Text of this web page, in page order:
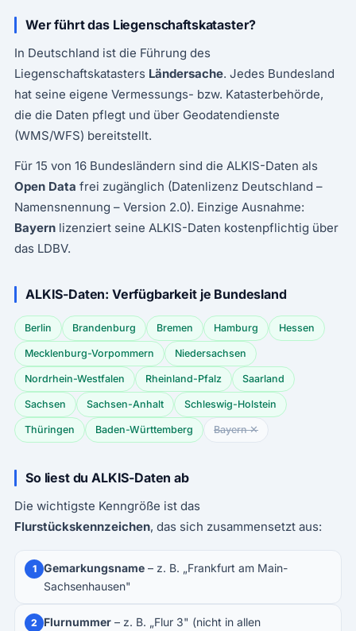
Wer führt das Liegenschaftskataster?
In Deutschland ist die Führung des
Liegenschaftskatasters Ländersache. Jedes Bundesland
hat seine eigene Vermessungs- bzw. Katasterbehörde,
die die Daten pflegt und über Geodatendienste
(WMS/WFS) bereitstellt.
Für 15 von 16 Bundesländern sind die ALKIS-Daten als
Open Data frei zugänglich (Datenlizenz Deutschland –
Namensnennung – Version 2.0). Einzige Ausnahme:
Bayern lizenziert seine ALKIS-Daten kostenpflichtig über
das LDBV.
ALKIS-Daten: Verfügbarkeit je Bundesland
Berlin Brandenburg Bremen Hamburg Hessen
Mecklenburg-Vorpommern Niedersachsen
Nordrhein-Westfalen Rheinland-Pfalz Saarland
Sachsen Sachsen-Anhalt Schleswig-Holstein
Thüringen Baden-Württemberg Bayern ✕
So liest du ALKIS-Daten ab
Die wichtigste Kenngröße ist das
Flurstückskennzeichen, das sich zusammensetzt aus:
1 Gemarkungsname – z. B. „Frankfurt am Main-
Sachsenhausen"
2 Flurnummer – z. B. „Flur 3" (nicht in allen